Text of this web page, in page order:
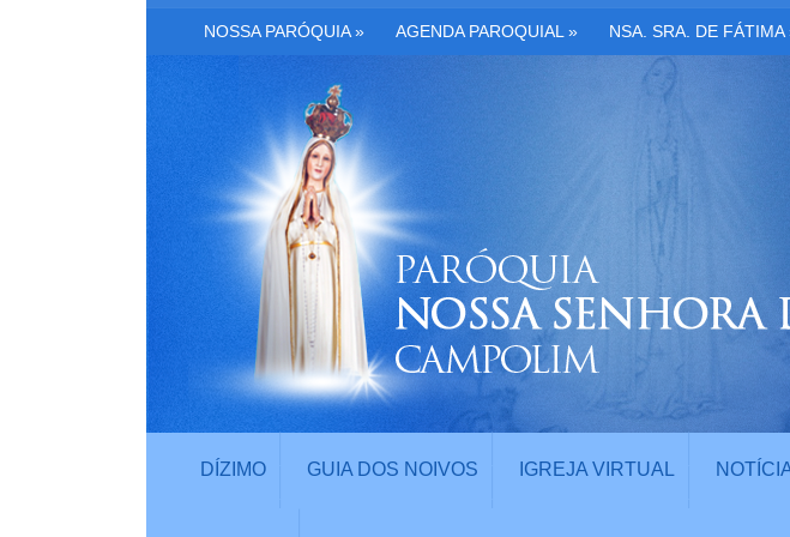
NOSSA PARÓQUIA» AGENDA PAROQUIAL » NSA. SRA. DE FÁTIMA
DÍZIMO GUIA DOS NOIVOS IGREJA VIRTUAL